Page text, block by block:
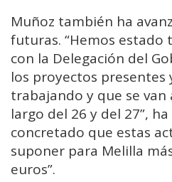
Muñoz también ha
futuras. “Hemos estado
con la Delegación del
los proyectos presentes
trabajando y que se
largo del 26 y del 27”,
concretado que estas
suponer para Melilla
euros”.